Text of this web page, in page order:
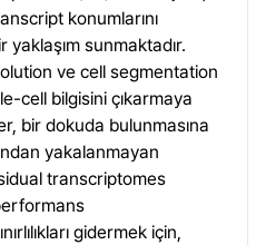
konumlarını
sunmaktadır.
ve cell segmentation
cell bilgisini çıkarmaya
bir dokuda bulunmasına
yakalanmayan
transcriptomes
gidermek için,